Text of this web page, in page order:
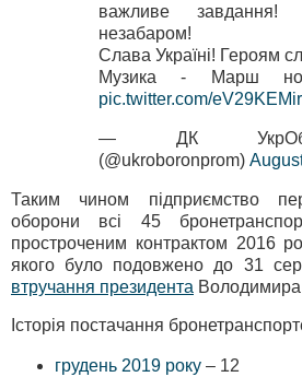
важливе завдання!
незабаром!
Слава Україні! Героям
Музика - Марш
pic.twitter.com/
— ДК
(@ukroboronprom)
Таким чином підприємство
оборони всі 45
простроченим контрактом 2016
якого було подовжено до 31
втручання президента Володимира
Історія постачання
грудень 2019 року– 12